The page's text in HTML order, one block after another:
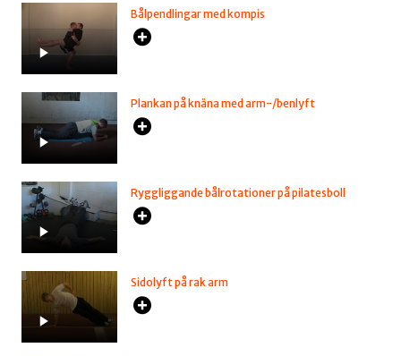
Bålpendlingar med kompis
Plankan på knäna med arm-/benlyft
Ryggliggande bålrotationer på pilatesboll
Sidolyft på rak arm